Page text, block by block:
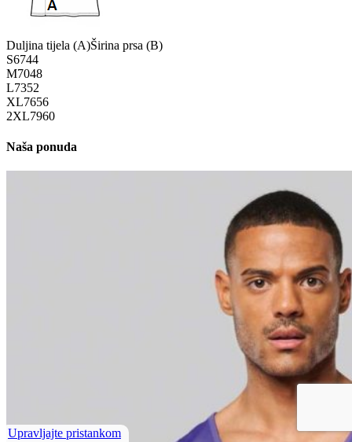
Duljina tijela (A)Širina prsa (B)
S6744
M7048
L7352
XL7656
2XL7960
Naša ponuda
Upravljajte pristankom